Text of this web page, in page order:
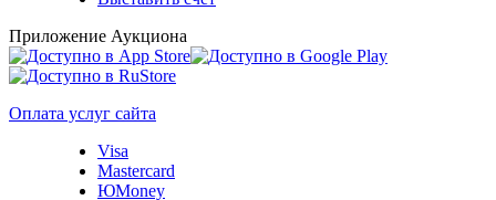
Приложение Аукциона
Оплата услуг сайта
Visa
Mastercard
ЮMoney